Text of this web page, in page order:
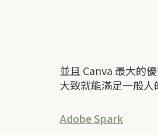
並且 Canva 最大的
大致就能滿足一般
Adobe Spark